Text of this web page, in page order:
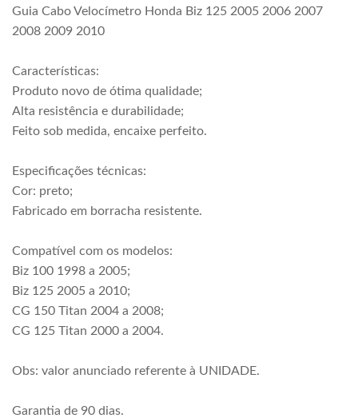
Guia Cabo Velocímetro Honda Biz 125 2005 2006 2007
2008 2009 2010
Características:
Produto novo de ótima qualidade;
Alta resistência e durabilidade;
Feito sob medida, encaixe perfeito.
Especificações técnicas:
Cor: preto;
Fabricado em borracha resistente.
Compatível com os modelos:
Biz 100 1998 a 2005;
Biz 125 2005 a 2010;
CG 150 Titan 2004 a 2008;
CG 125 Titan 2000 a 2004.
Obs: valor anunciado referente à UNIDADE.
Garantia de 90 dias.